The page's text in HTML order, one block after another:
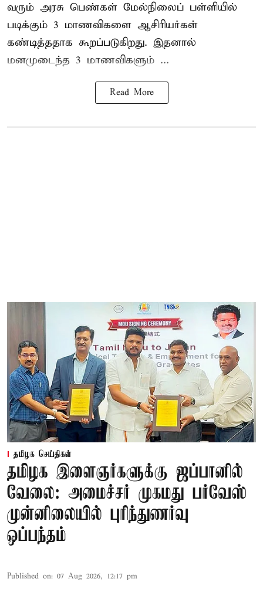
வரும் அரசு பெண்கள் மேல்நிலைப் பள்ளியில்
படிக்கும் 3 மாணவிகளை ஆசிரியர்கள்
கண்டித்ததாக கூறப்படுகிறது. இதனால்
மனமுடைந்த 3 மாணவிகளும் ...
Read More
தமிழக செய்திகள்
தமிழக இளைஞர்களுக்கு ஜப்பானில்
வேலை: அமைச்சர் முகமது பர்வேஸ்
முன்னிலையில் புரிந்துணர்வு
ஒப்பந்தம்
Published on: 07 Aug 2026, 12:17 pm